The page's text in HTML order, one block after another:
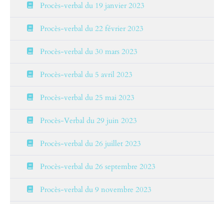
Procès-verbal du 19 janvier 2023
Procès-verbal du 22 février 2023
Procès-verbal du 30 mars 2023
Procès-verbal du 5 avril 2023
Procès-verbal du 25 mai 2023
Procès-Verbal du 29 juin 2023
Procès-verbal du 26 juillet 2023
Procès-verbal du 26 septembre 2023
Procès-verbal du 9 novembre 2023